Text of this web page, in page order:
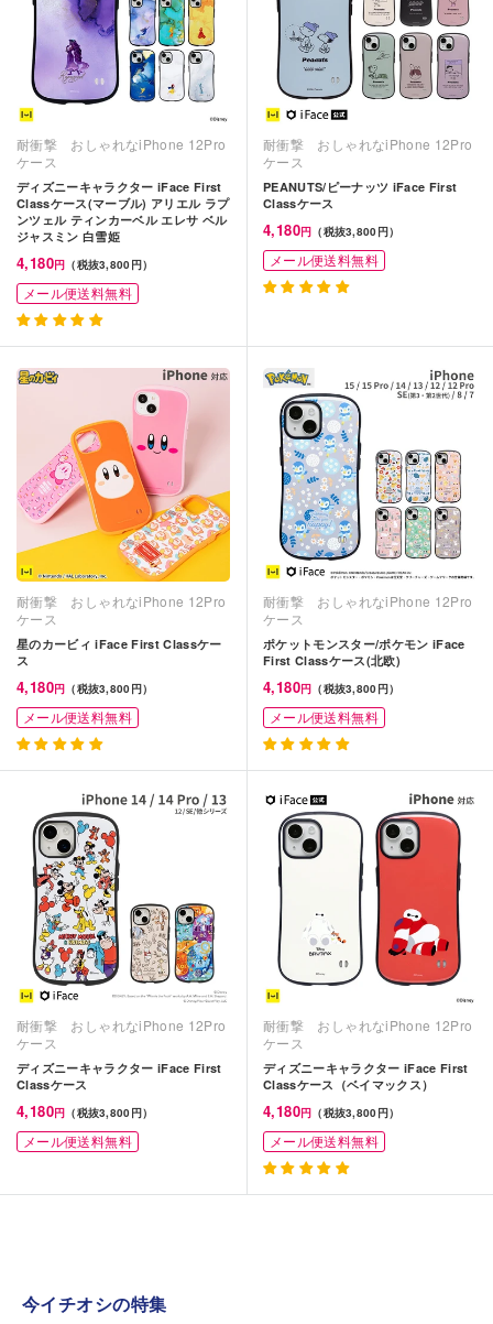
耐衝撃 おしゃれなiPhone 12Pro
ケース
ディズニーキャラクター iFace First
Classケース(マーブル) アリエル ラプ
ンツェル ティンカーベル エレサ ベル
ジャスミン 白雪姫
4,180円 （税抜3,800円）
メール便送料無料
耐衝撃 おしゃれなiPhone 12Pro
ケース
PEANUTS/ピーナッツ iFace First
Classケース
4,180円 （税抜3,800円）
メール便送料無料
耐衝撃 おしゃれなiPhone 12Pro
ケース
星のカービィ iFace First Classケー
ス
4,180円 （税抜3,800円）
メール便送料無料
耐衝撃 おしゃれなiPhone 12Pro
ケース
ポケットモンスター/ポケモン iFace
First Classケース(北欧)
4,180円 （税抜3,800円）
メール便送料無料
耐衝撃 おしゃれなiPhone 12Pro
ケース
ディズニーキャラクター iFace First
Classケース
4,180円 （税抜3,800円）
メール便送料無料
耐衝撃 おしゃれなiPhone 12Pro
ケース
ディズニーキャラクター iFace First
Classケース（ベイマックス）
4,180円 （税抜3,800円）
メール便送料無料
今イチオシの特集